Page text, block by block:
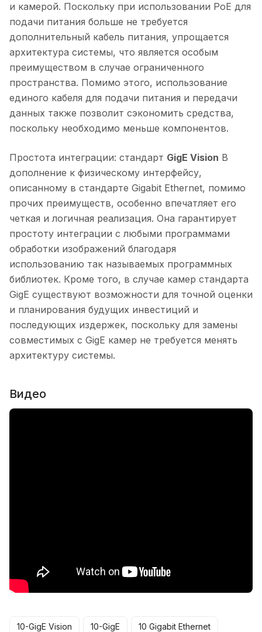
и камерой. Поскольку при использовании PoE для
подачи питания больше не требуется
дополнительный кабель питания, упрощается
архитектура системы, что является особым
преимуществом в случае ограниченного
пространства. Помимо этого, использование
единого кабеля для подачи питания и передачи
данных также позволит сэкономить средства,
поскольку необходимо меньше компонентов.
Простота интеграции: стандарт GigE Vision В
дополнение к физическому интерфейсу,
описанному в стандарте Gigabit Ethernet, помимо
прочих преимуществ, особенно впечатляет его
четкая и логичная реализация. Она гарантирует
простоту интеграции с любыми программами
обработки изображений благодаря
использованию так называемых программных
библиотек. Кроме того, в случае камер стандарта
GigE существуют возможности для точной оценки
и планирования будущих инвестиций и
последующих издержек, поскольку для замены
совместимых с GigE камер не требуется менять
архитектуру системы.
Видео
10-GigE Vision 10-GigE 10 Gigabit Ethernet